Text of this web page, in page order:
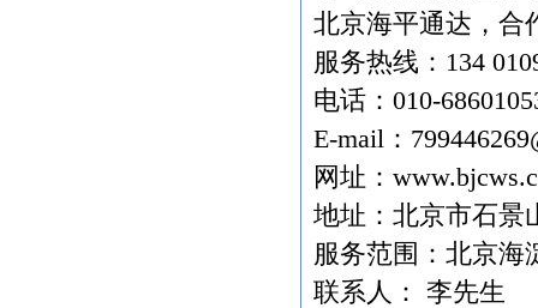
北京海平通达，合
服务热线：134
电话：010-
E-mail：
网址：
地址：北京市石景
服务范围：北京海
联系人： 李先生